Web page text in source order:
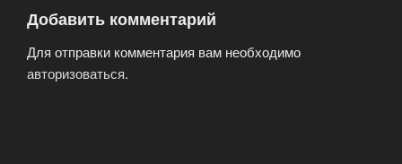
Добавить комментарий
Для отправки комментария вам необходимо
авторизоваться.